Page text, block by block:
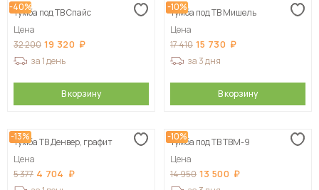
-40%
Тумба под ТВ Спайс
Цена
32 200 19 320
за 1 день
В корзину
-10%
Тумба под ТВ Мишель
Цена
17 410 15 730
за 3 дня
В корзину
-13%
Тумба ТВ Денвер, графит
Цена
5 377 4 704
-10%
Тумба под ТВ ТВМ-9
Цена
14 950 13 500